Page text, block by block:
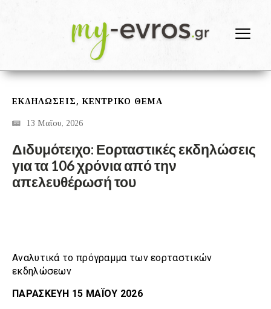
ΕΚΔΗΛΩΣΕΙΣ ,ΚΕΝΤΡΙΚΟ ΘΕΜΑ
13 Μαΐου, 2026
Διδυμότειχο: Εορταστικές εκδηλώσεις
για τα 106 χρόνια από την
απελευθέρωσή του
Αναλυτικά το πρόγραμμα των εορταστικών
εκδηλώσεων
ΠΑΡΑΣΚΕΥΗ 15 ΜΑΪΟΥ 2026